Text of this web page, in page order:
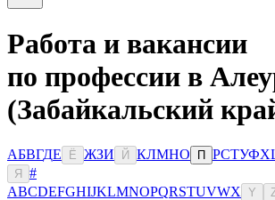
Работа и вакансии
по профессии в
(Забайкальский
АБВГДЕ Ё ЖЗИ Й КЛМНО П РСТУФХ
Я
#
ABCDEFGHIJKLMNOPQRSTUVWX Y